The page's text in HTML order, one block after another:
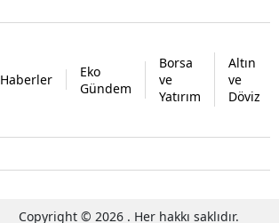
Haberler
Eko
Gündem
Borsa
ve
Yatırım
Altın
ve
Döviz
Copyright © 2026 . Her hakkı saklıdır.